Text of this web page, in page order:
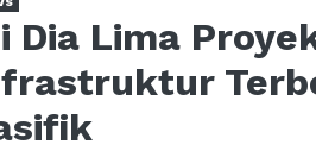
Dia Lima